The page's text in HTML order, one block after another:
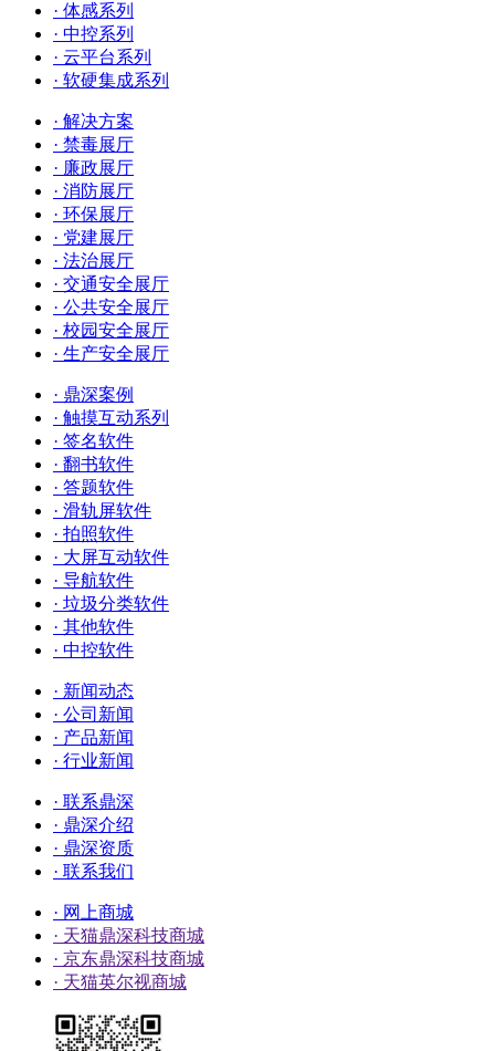
· 体感系列
· 中控系列
· 云平台系列
· 软硬集成系列
· 解决方案
· 禁毒展厅
· 廉政展厅
· 消防展厅
· 环保展厅
· 党建展厅
· 法治展厅
· 交通安全展厅
· 公共安全展厅
· 校园安全展厅
· 生产安全展厅
· 鼎深案例
· 触摸互动系列
· 签名软件
· 翻书软件
· 答题软件
· 滑轨屏软件
· 拍照软件
· 大屏互动软件
· 导航软件
· 垃圾分类软件
· 其他软件
· 中控软件
· 新闻动态
· 公司新闻
· 产品新闻
· 行业新闻
· 联系鼎深
· 鼎深介绍
· 鼎深资质
· 联系我们
· 网上商城
· 天猫鼎深科技商城
· 京东鼎深科技商城
· 天猫英尔视商城